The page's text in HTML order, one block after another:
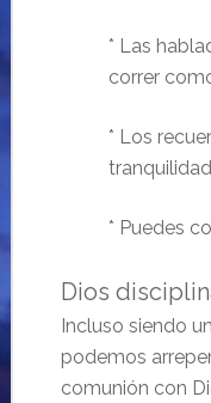
* Las
correr
* Los
tranquilidad
* Puedes
Dios
Incluso siendo
podemos
comunión con